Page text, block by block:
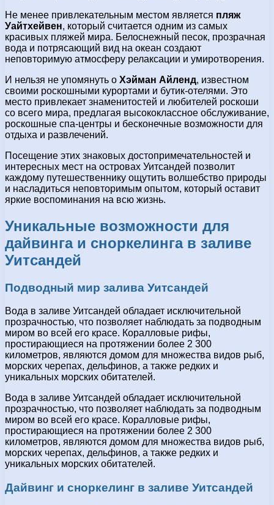
Не менее привлекательным местом является пляж
Уайтхейвен, который считается одним из самых
красивых пляжей мира. Белоснежный песок, прозрачная
вода и потрясающий вид на океан создают
неповторимую атмосферу релаксации и умиротворения.
И нельзя не упомянуть о Хэйман Айленд, известном
своими роскошными курортами и бутик-отелями. Это
место привлекает знаменитостей и любителей роскоши
со всего мира, предлагая высококлассное обслуживание,
роскошные спа-центры и бесконечные возможности для
отдыха и развлечений.
Посещение этих знаковых достопримечательностей и
интересных мест на островах Уитсандей позволит
каждому путешественнику ощутить волшебство природы
и насладиться неповторимым опытом, который оставит
яркие воспоминания на всю жизнь.
Уникальные возможности для
дайвинга и сноркелинга в заливе
Уитсандей
Подводный мир залива Уитсандей
Вода в заливе Уитсандей обладает исключительной
прозрачностью, что позволяет наблюдать за подводным
миром во всей его красе. Коралловые рифы,
простирающиеся на протяжении более 2 300
километров, являются домом для множества видов рыб,
морских черепах, дельфинов, а также редких и
уникальных морских обитателей.
Вода в заливе Уитсандей обладает исключительной
прозрачностью, что позволяет наблюдать за подводным
миром во всей его красе. Коралловые рифы,
простирающиеся на протяжении более 2 300
километров, являются домом для множества видов рыб,
морских черепах, дельфинов, а также редких и
уникальных морских обитателей.
Дайвинг и сноркелинг в заливе Уитсандей